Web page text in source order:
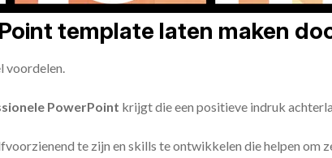
template laten maken
voordelen.
PowerPoint krijgt die een positieve indruk
te zijn en skills te ontwikkelen die helpen om